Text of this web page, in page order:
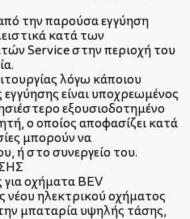
την παρούσα εγγύηση
κατά των
Service στην περιοχή του
λόγω κάποιου
είναι υποχρεωμένος
εξουσιοδοτημένο
ο οποίος αποφασίζει κατά
μπορούν να
ή στο συνεργείο του.
για οχήματα BEV
ηλεκτρικού οχήματος
μπαταρία υψηλής τάσης,